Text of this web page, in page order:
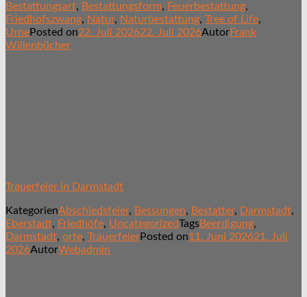
Bestattungsart, Bestattungsform, Feuerbestattung,
Friedhofszwang, Natur, Naturbestattung, Tree of Life,
UrnePosted on22. Juli 202622. Juli 2026AutorFrank
Willenbücher
Trauerfeier in Darmstadt
KategorienAbschiedsfeier, Bessungen, Bestatter, Darmstadt,
Eberstadt, Friedhöfe, UncategorizedTagsBeerdigung,
Darmstadt, orte, TrauerfeierPosted on11. Juni 202621. Juli
2026AutorWebadmin